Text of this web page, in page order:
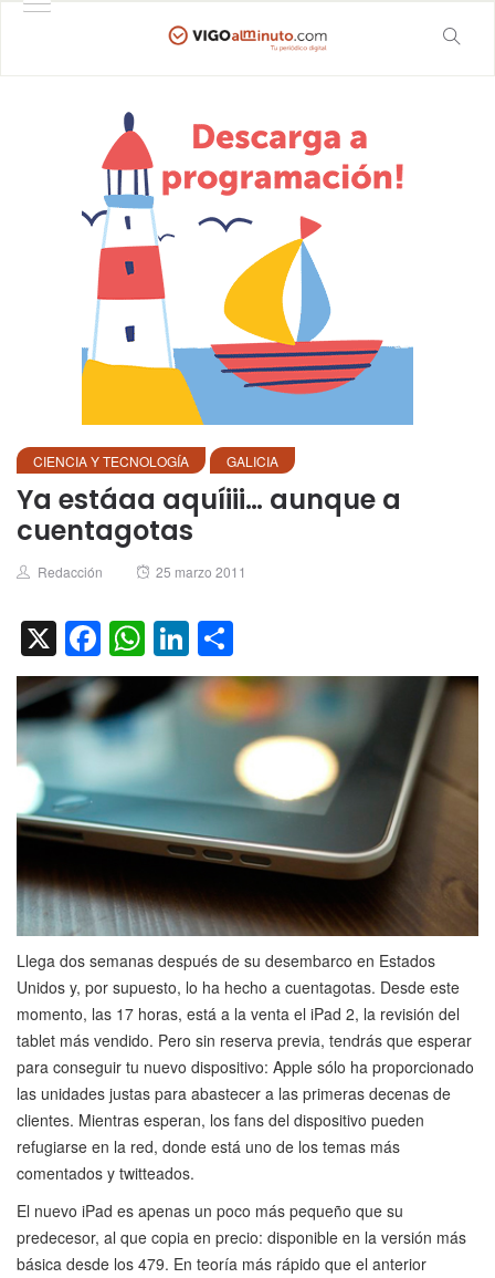
CIENCIA Y TECNOLOGÍA GALICIA
Ya estáaa aquíiii… aunque a
cuentagotas
Author
Redacción
Posted
25 marzo 2011
X Facebook
WhatsApp
LinkedIn
Llega dos semanas después de su desembarco en Estados
Unidos y, por supuesto, lo ha hecho a cuentagotas. Desde este
momento, las 17 horas, está a la venta el iPad 2, la revisión del
tablet más vendido. Pero sin reserva previa, tendrás que esperar
para conseguir tu nuevo dispositivo: Apple sólo ha proporcionado
las unidades justas para abastecer a las primeras decenas de
clientes. Mientras esperan, los fans del dispositivo pueden
refugiarse en la red, donde está uno de los temas más
comentados y twitteados.
El nuevo iPad es apenas un poco más pequeño que su
predecesor, al que copia en precio: disponible en la versión más
básica desde los 479. En teoría más rápido que el anterior